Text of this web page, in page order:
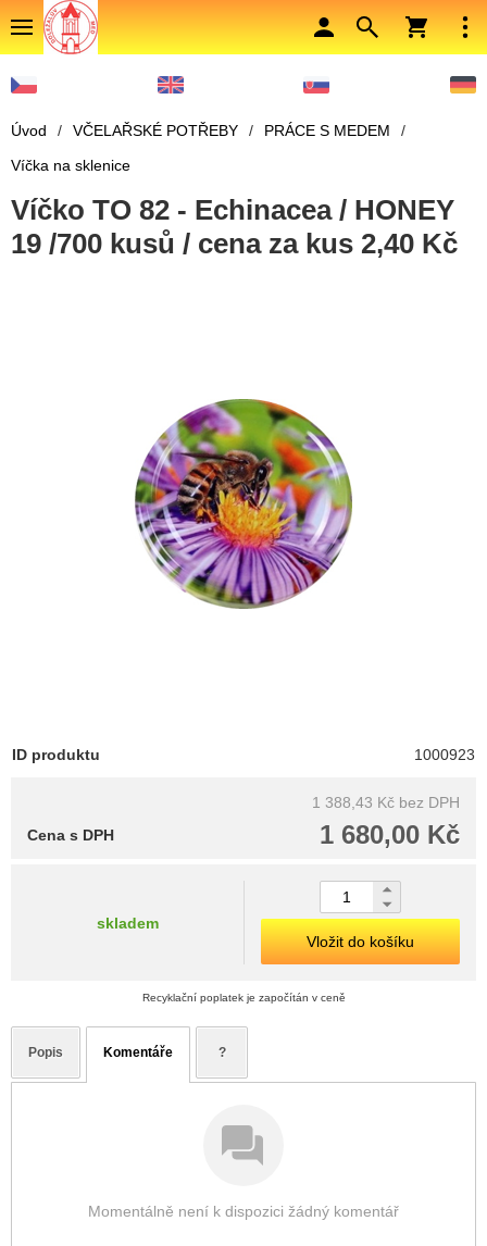
Úvod / VČELAŘSKÉ POTŘEBY / PRÁCE S MEDEM
/
Víčka na sklenice
Víčko TO 82 - Echinacea / HONEY
19 /700 kusů / cena za kus 2,40 Kč
ID produktu 1000923
1 388,43 Kč bez DPH
1 680,00 Kč
Cena s DPH
skladem
Vložit do košíku
Recyklační poplatek je započítán v ceně
Popis Komentáře ?
Momentálně není k dispozici žádný komentář